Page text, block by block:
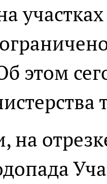
этом
на